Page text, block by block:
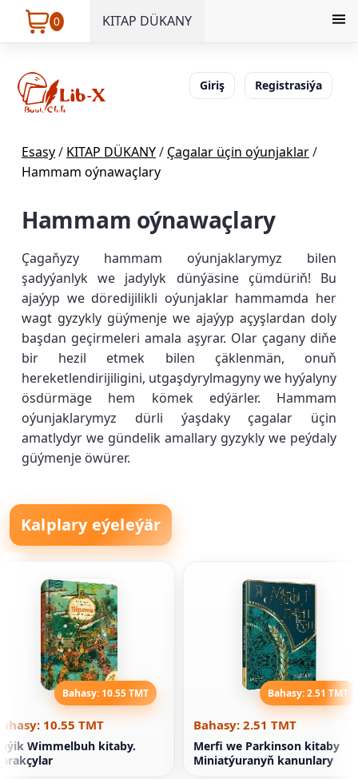
0 KITAP DÜKANY
Giriş Registrasiýa
Esasy/ KITAP DÜKANY/ Çagalar üçin oýunjaklar/
Hammam oýnawaçlary
Hammam oýnawaçlary
Çagaňyzy hammam oýunjaklarymyz bilen
şadyýanlyk we jadylyk dünýäsine çümdüriň! Bu
ajaýyp we döredijilikli oýunjaklar hammamda her
wagt gyzykly güýmenje we ajaýyp açyşlardan doly
başdan geçirmeleri amala aşyrar. Olar çagany diňe
bir hezil etmek bilen çäklenmän, onuň
hereketlendirijiligini, utgaşdyrylmagyny we hyýalyny
ösdürmäge hem kömek edýärler. Hammam
oýunjaklarymyz dürli ýaşdaky çagalar üçin
amatlydyr we gündelik amallary gyzykly we peýdaly
güýmenje öwürer.
Kalplary eýeleýär
Bahasy: 10.55 TMT
10.55 TMT
Wimmelbuh kitaby.
Bahasy: 2.51 TMT
Bahasy: 2.51 TMT
Merfi we Parkinson kitaby
Miniatýuranyň kanunlary